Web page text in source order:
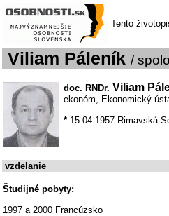
Tento
Viliam Páleník /
doc. RNDr. Viliam
ekonóm, Ekonomický
* 15.04.1957 Rimavská
vzdelanie
Študijné pobyty:
1997 a 2000 Francúzsko